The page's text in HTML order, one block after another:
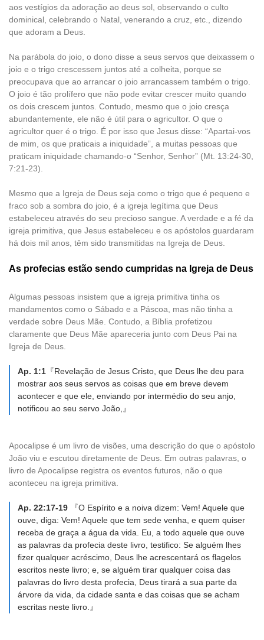
aos vestígios da adoração ao deus sol, observando o culto
dominical, celebrando o Natal, venerando a cruz, etc., dizendo
que adoram a Deus.
Na parábola do joio, o dono disse a seus servos que deixassem o
joio e o trigo crescessem juntos até a colheita, porque se
preocupava que ao arrancar o joio arrancassem também o trigo.
O joio é tão prolífero que não pode evitar crescer muito quando
os dois crescem juntos. Contudo, mesmo que o joio cresça
abundantemente, ele não é útil para o agricultor. O que o
agricultor quer é o trigo. É por isso que Jesus disse: “Apartai-vos
de mim, os que praticais a iniquidade”, a muitas pessoas que
praticam iniquidade chamando-o “Senhor, Senhor” (Mt. 13:24-30,
7:21-23).
Mesmo que a Igreja de Deus seja como o trigo que é pequeno e
fraco sob a sombra do joio, é a igreja legítima que Deus
estabeleceu através do seu precioso sangue. A verdade e a fé da
igreja primitiva, que Jesus estabeleceu e os apóstolos guardaram
há dois mil anos, têm sido transmitidas na Igreja de Deus.
As profecias estão sendo cumpridas na Igreja de Deus
Algumas pessoas insistem que a igreja primitiva tinha os
mandamentos como o Sábado e a Páscoa, mas não tinha a
verdade sobre Deus Mãe. Contudo, a Bíblia profetizou
claramente que Deus Mãe apareceria junto com Deus Pai na
Igreja de Deus.
Ap. 1:1 『Revelação de Jesus Cristo, que Deus lhe deu para
mostrar aos seus servos as coisas que em breve devem
acontecer e que ele, enviando por intermédio do seu anjo,
notificou ao seu servo João,』
Apocalipse é um livro de visões, uma descrição do que o apóstolo
João viu e escutou diretamente de Deus. Em outras palavras, o
livro de Apocalipse registra os eventos futuros, não o que
aconteceu na igreja primitiva.
Ap. 22:17-19 『O Espírito e a noiva dizem: Vem! Aquele que
ouve, diga: Vem! Aquele que tem sede venha, e quem quiser
receba de graça a água da vida. Eu, a todo aquele que ouve
as palavras da profecia deste livro, testifico: Se alguém lhes
fizer qualquer acréscimo, Deus lhe acrescentará os flagelos
escritos neste livro; e, se alguém tirar qualquer coisa das
palavras do livro desta profecia, Deus tirará a sua parte da
árvore da vida, da cidade santa e das coisas que se acham
escritas neste livro.』